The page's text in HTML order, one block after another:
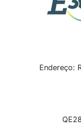
Endereço: